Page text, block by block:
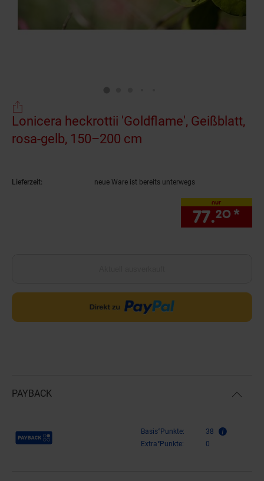
Lonicera heckrottii 'Goldflame', Geißblatt,
rosa-gelb, 150–200 cm
Lieferzeit: neue Ware ist bereits unterwegs
nur
77.20 *
PAYBACK
Payback Punkte Basis°Punkte:
38
Extra°Punkte:
0